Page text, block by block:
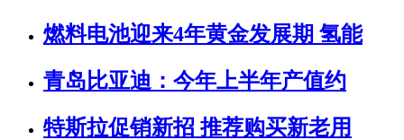
燃料电池迎来4年黄金发展期 氢能
青岛比亚迪：今年上半年产值约
特斯拉促销新招 推荐购买新老用